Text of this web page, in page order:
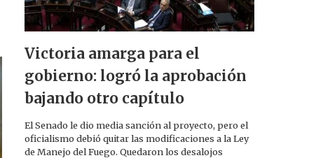
Victoria amarga para el
gobierno: logró la aprobación
bajando otro capítulo
El Senado le dio media sanción al proyecto, pero el
oficialismo debió quitar las modificaciones a la Ley
de Manejo del Fuego. Quedaron los desalojos